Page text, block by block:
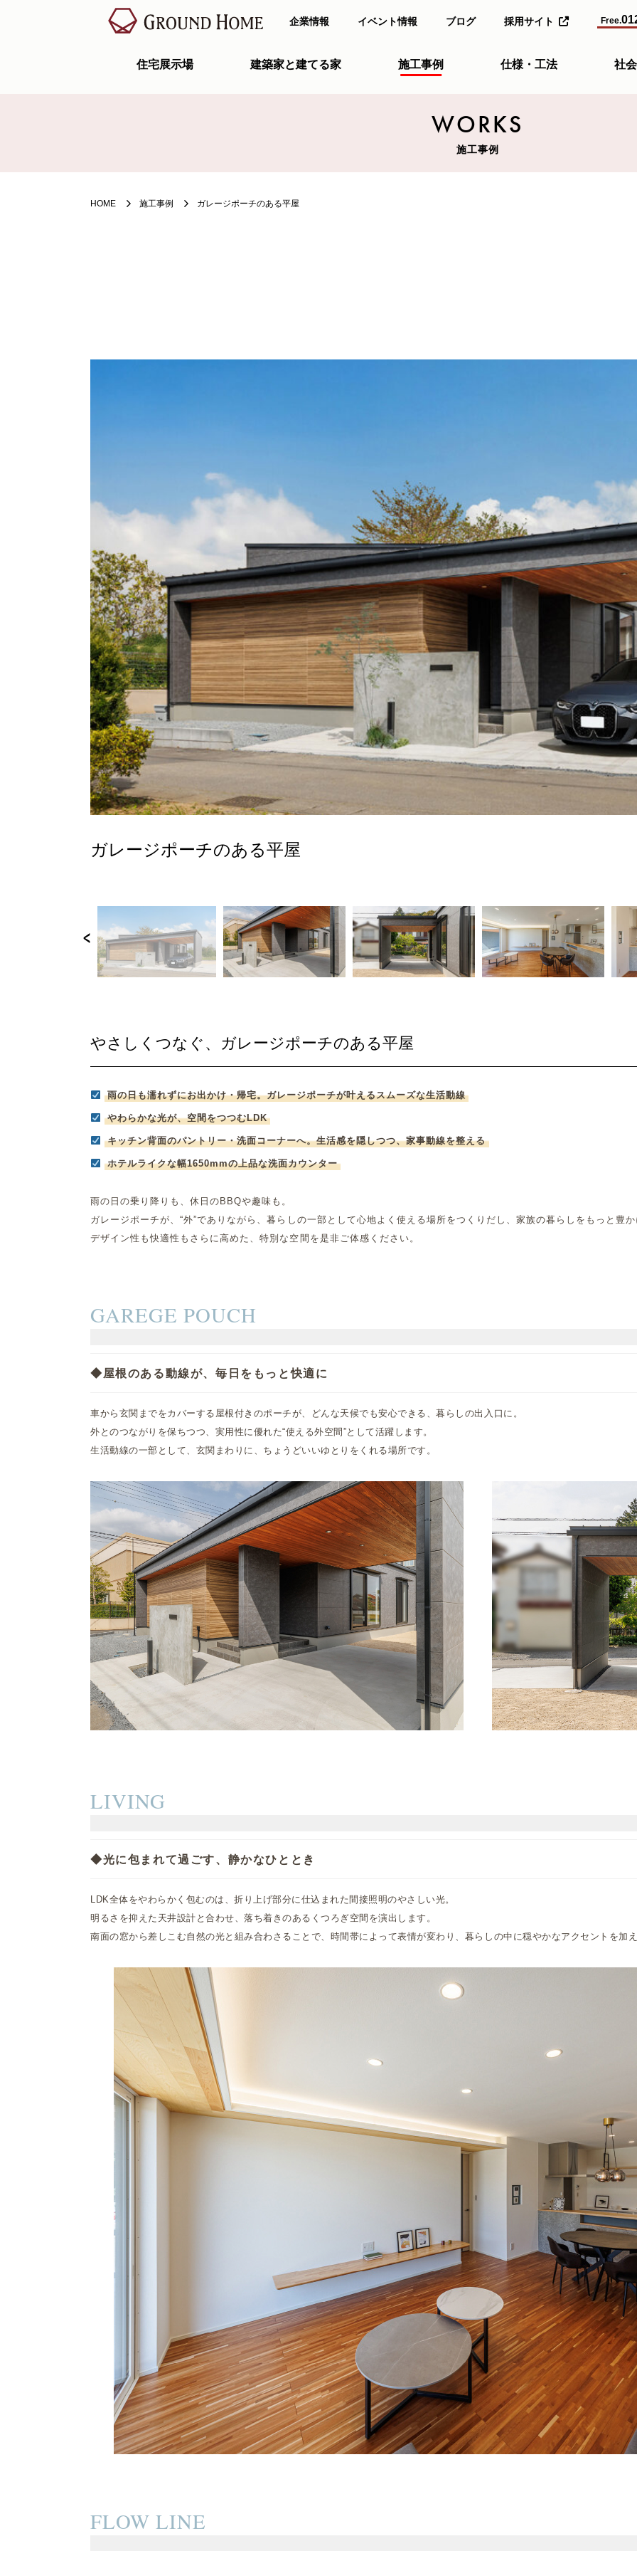
企業情報 イベント情報 ブログ 採用サイト Free.
住宅展示場 建築家と建てる家 施工事例 仕様・工法 社
WORKS
施工事例
HOME 施工事例 ガレージポーチのある平屋
ガレージポーチのある平屋
やさしくつなぐ、ガレージポーチのある平屋
雨の日も濡れずにお出かけ・帰宅。ガレージポーチが叶えるスムーズな生活動線
やわらかな光が、空間をつつむLDK
キッチン背面のパントリー・洗面コーナーへ。生活感を隠しつつ、家事動線を整える
ホテルライクな幅1650mmの上品な洗面カウンター
雨の日の乗り降りも、休日のBBQや趣味も。
ガレージポーチが、“外”でありながら、暮らしの一部として心地よく使える場所をつくりだし、家族の暮らしをもっと豊
デザイン性も快適性もさらに高めた、特別な空間を是非ご体感ください。
GAREGE POUCH
◆屋根のある動線が、毎日をもっと快適に
車から玄関までをカバーする屋根付きのポーチが、どんな天候でも安心できる、暮らしの出入口に。
外とのつながりを保ちつつ、実用性に優れた“使える外空間”として活躍します。
生活動線の一部として、玄関まわりに、ちょうどいいゆとりをくれる場所です。
LIVING
◆光に包まれて過ごす、静かなひととき
LDK全体をやわらかく包むのは、折り上げ部分に仕込まれた間接照明のやさしい光。
明るさを抑えた天井設計と合わせ、落ち着きのあるくつろぎ空間を演出します。
南面の窓から差しこむ自然の光と組み合わさることで、時間帯によって表情が変わり、暮らしの中に穏やかなアクセントを加
FLOW LINE